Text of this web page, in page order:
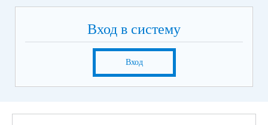
Вход в систему
Вход